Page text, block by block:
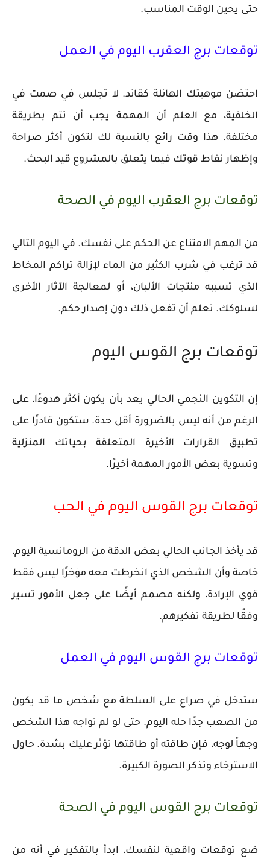
حتى يحين الوقت المناسب.
توقعات برج العقرب اليوم في العمل
احتضن موهبتك الهائلة كقائد. لا تجلس في صمت في
الخلفية، مع العلم أن المهمة يجب أن تتم بطريقة
مختلفة. هذا وقت رائع بالنسبة لك لتكون أكثر صراحة
وإظهار نقاط قوتك فيما يتعلق بالمشروع قيد البحث.
توقعات برج العقرب اليوم في الصحة
من المهم الامتناع عن الحكم على نفسك. في اليوم التالي
قد ترغب في شرب الكثير من الماء لإزالة تراكم المخاط
الذي تسببه منتجات الألبان، أو لمعالجة الآثار الأخرى
لسلوكك. تعلم أن تفعل ذلك دون إصدار حكم.
توقعات برج القوس اليوم
إن التكوين النجمي الحالي يعد بأن يكون أكثر هدوءًا، على
الرغم من أنه ليس بالضرورة أقل حدة. ستكون قادرًا على
تطبيق القرارات الأخيرة المتعلقة بحياتك المنزلية
وتسوية بعض الأمور المهمة أخيرًا.
توقعات برج القوس اليوم في الحب
قد يأخذ الجانب الحالي بعض الدقة من الرومانسية اليوم،
خاصة وأن الشخص الذي انخرطت معه مؤخرًا ليس فقط
قوي الإرادة، ولكنه مصمم أيضًا على جعل الأمور تسير
وفقًا لطريقة تفكيرهم.
توقعات برج القوس اليوم في العمل
ستدخل في صراع على السلطة مع شخص ما قد يكون
من الصعب جدًا حله اليوم. حتى لو لم تواجه هذا الشخص
وجهاً لوجه، فإن طاقته أو طاقتها تؤثر عليك بشدة. حاول
الاسترخاء وتذكر الصورة الكبيرة.
توقعات برج القوس اليوم في الصحة
ضع توقعات واقعية لنفسك، ابدأ بالتفكير في أنه من